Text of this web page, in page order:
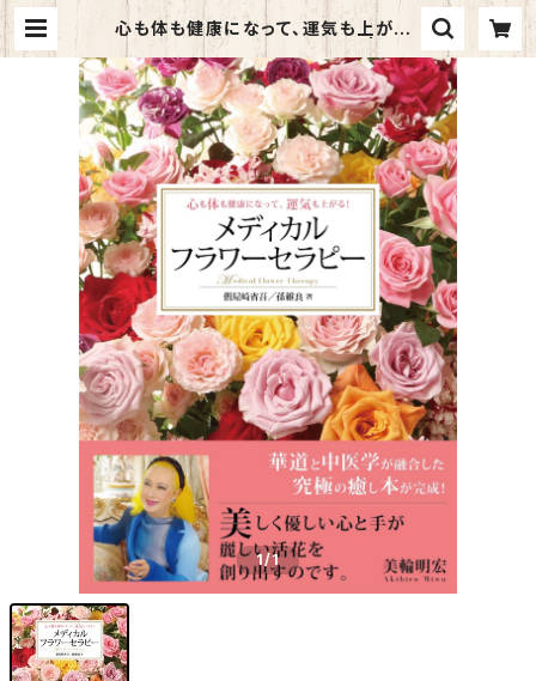
心も体も健康になって、運気も上がる！
メディカルフラワーセラピー | kaz
ahino
1/1